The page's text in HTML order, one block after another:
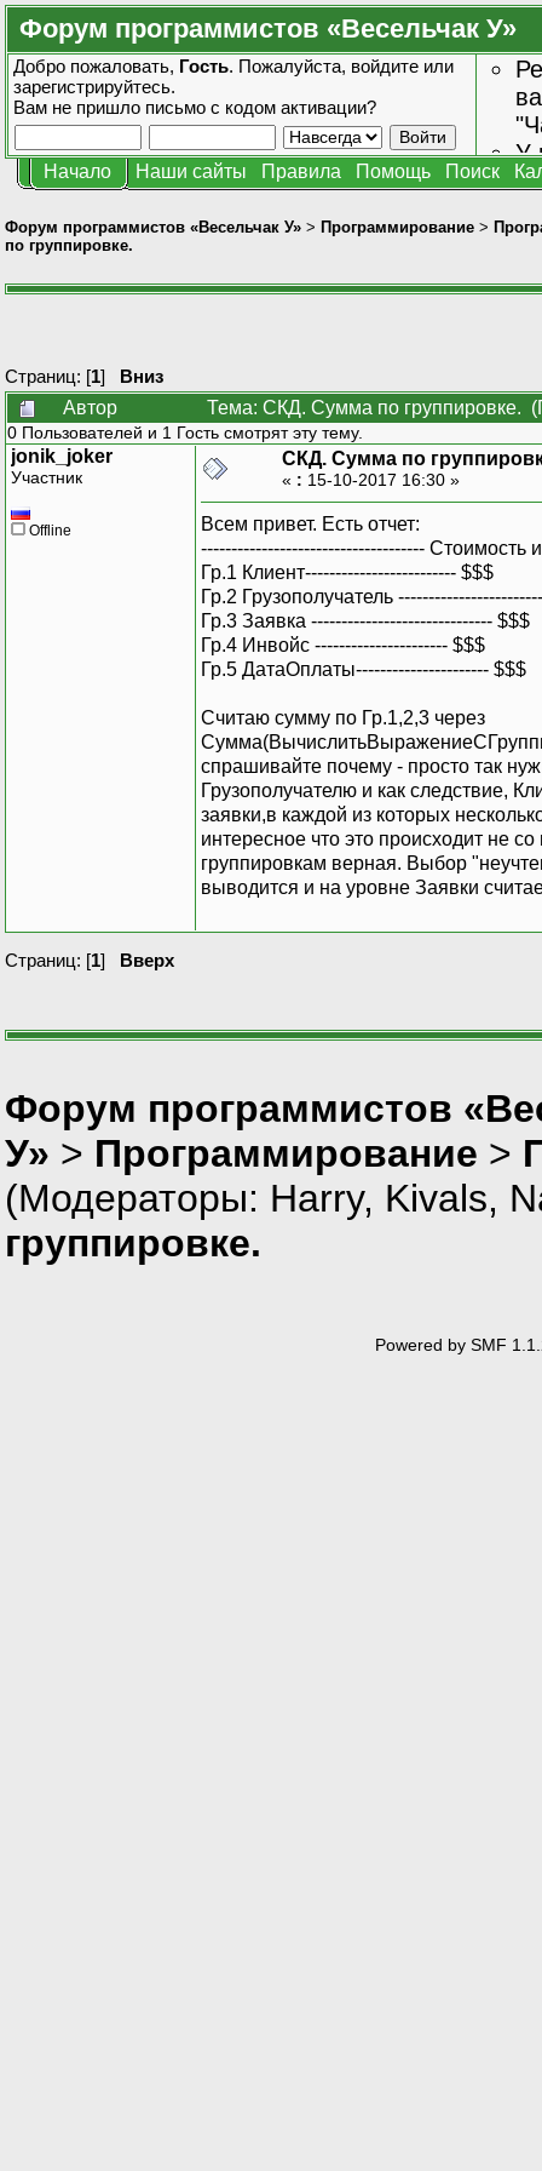
Форум программистов «Весельчак У»
Добро пожаловать, Гость. Пожалуйста, войдите или
зарегистрируйтесь.
Вам не пришло письмо с кодом активации?
У
Начало Наши сайты Правила Помощь Поиск
Форум программистов «Весельчак У» > Программирование >
по группировке.
Страниц: [1] Вниз
Автор
Тема: СКД. Сумма по группировке.
0 Пользователей и 1 Гость смотрят эту тему.
jonik_joker
Участник
Offline
СКД. Сумма по
« : 15-10-2017 16:30 »
Всем привет. Есть отчет:
------------------------------------- Стоимость
Гр.1 Клиент------------------------- $$$
Гр.2 Грузополучатель
Гр.3 Заявка ------------------------------ $$$
Гр.4 Инвойс ---------------------- $$$
Гр.5 ДатаОплаты---------------------- $$$
Считаю сумму по Гр.1,2,3 через
спрашивайте почему - просто так
Грузополучателю и как следствие,
заявки,в каждой из которых
интересное что это происходит не
группировкам верная. Выбор
выводится и на уровне Заявки
Страниц: [1] Вверх
Форум программистов
У» > Программирование >
(Модераторы: Harry, Kivals,
группировке.
Powered by SMF